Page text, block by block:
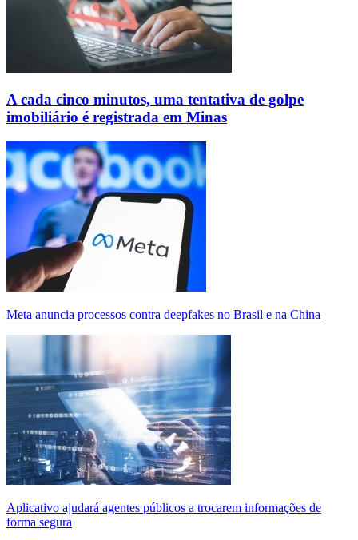
A cada cinco minutos, uma tentativa de golpe
imobiliário é registrada em Minas
Meta anuncia processos contra deepfakes no Brasil e na China
Aplicativo ajudará agentes públicos a trocarem informações de
forma segura